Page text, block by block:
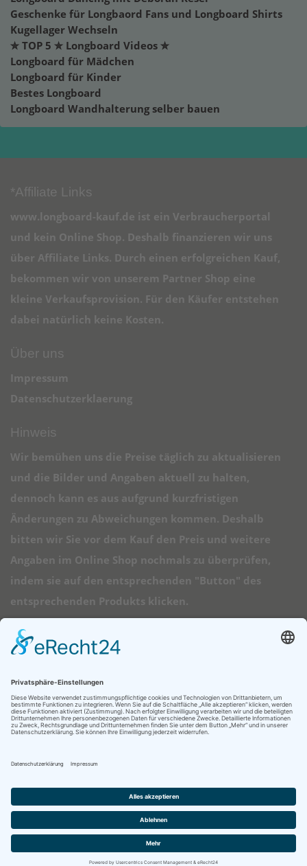
Geschenke für Longbaord Fans und Longboard Shirts
Kugellager Wechseln
✮ TOP 5 ✮ Longboard Videos ✮
Longboard für Mädchen
Longboard für Kinder
Bestes Longboard
Longboard Wandhalterung selber bauen
*Affiliate Links
www.longboard-kauf.de ist ein Verbraucherportal
und kein Online Shop. Deshalb finanzieren wir uns
über Affiliate Links. Durch einen erfolgreichen Kauf,
bekommen wir von unserem Partner Shop eine
kleine Verkaufsprovision. Für den Käufer entstehen
dabei natürlich keine Kosten.
Über uns
Impressum
Datenschutzerklaerung
Hinweis
Wir bemühen uns die Preise täglich zu aktualisieren
und die Bilder und Angaben aktuell zu halten,
dennoch kann es aus aufgrund kurzfristigen
Änderungen zu Abweichungen kommen. Deshalb
bitten wir Sie vor dem Kauf den Preis und weitere
Angaben im Online Shop nochmals zu überprüfen,
indem sie auf den entsprechenden "Button" des
entsprechenden Produkts klicken.
➠ Direktlinks
Longboard Anfänger
Mini Longboards
Elektro Longboards
© 2026 - Longboard Kauf - Diese Seite läuft mit dem Affiliate Theme